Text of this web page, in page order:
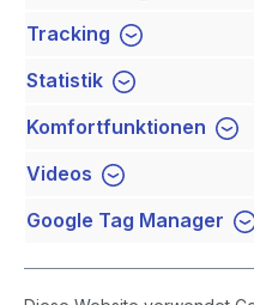
Shop Service
Newsletter
Tracking
Statistik
Komfortfunktionen
Videos
Google Tag Manager